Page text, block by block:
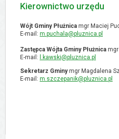
Kierownictwo urzędu
Wójt Gminy Płużnica mgr Maciej
E-mail: m.puchala@pluznica.pl
Zastępca Wójta Gminy Płużnica
E-mail: l.kawski@pluznica.pl
Sekretarz Gminymgr Magdalena
E-mail: m.szczepanik@pluznica.pl